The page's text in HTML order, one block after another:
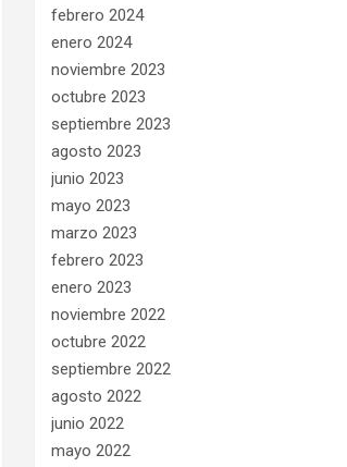
febrero 2024
enero 2024
noviembre 2023
octubre 2023
septiembre 2023
agosto 2023
junio 2023
mayo 2023
marzo 2023
febrero 2023
enero 2023
noviembre 2022
octubre 2022
septiembre 2022
agosto 2022
junio 2022
mayo 2022